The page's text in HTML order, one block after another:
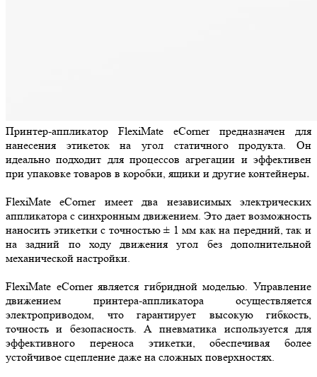
Принтер-аппликатор FlexiMate eCorner предназначен для
нанесения этикеток на угол статичного продукта. Он
идеально подходит для процессов агрегации и эффективен
при упаковке товаров в коробки, ящики и другие контейнеры.
FlexiMate eCorner имеет два независимых электрических
аппликатора с синхронным движением. Это дает возможность
наносить этикетки с точностью ± 1 мм как на передний, так и
на задний по ходу движения угол без дополнительной
механической настройки.
FlexiMate eCorner является гибридной моделью. Управление
движением принтера-аппликатора осуществляется
электроприводом, что гарантирует высокую гибкость,
точность и безопасность. А пневматика используется для
эффективного переноса этикетки, обеспечивая более
устойчивое сцепление даже на сложных поверхностях.